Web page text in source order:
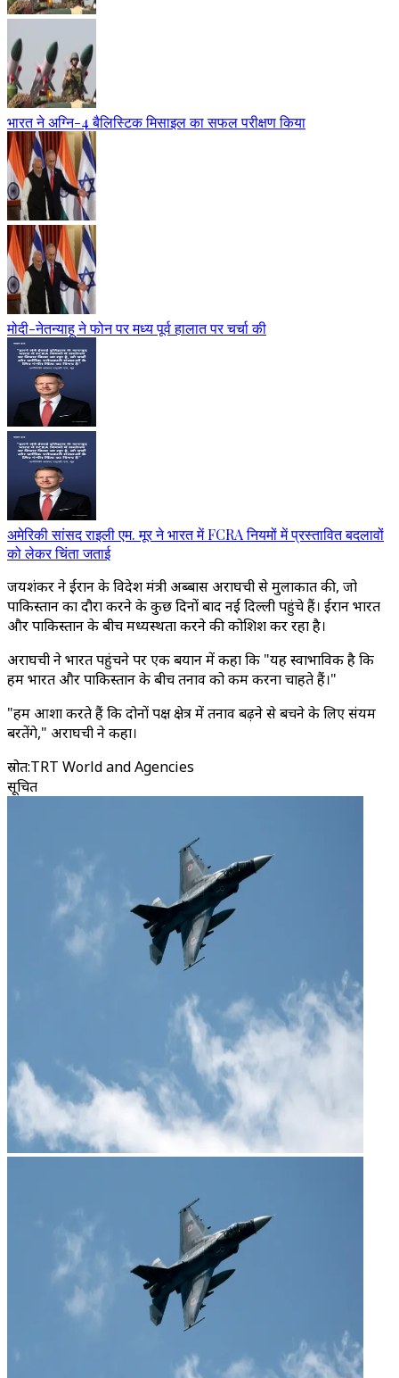
भारत ने अग्नि-4 बैलिस्टिक मिसाइल का सफल परीक्षण किया
मोदी-नेतन्याहू ने फोन पर मध्य पूर्व हालात पर चर्चा की
अमेरिकी सांसद राइली एम. मूर ने भारत में FCRA नियमों में प्रस्तावित बदलावों
को लेकर चिंता जताई
जयशंकर ने ईरान के विदेश मंत्री अब्बास अराघची से मुलाकात की, जो
पाकिस्तान का दौरा करने के कुछ दिनों बाद नई दिल्ली पहुंचे हैं। ईरान भारत
और पाकिस्तान के बीच मध्यस्थता करने की कोशिश कर रहा है।
अराघची ने भारत पहुंचने पर एक बयान में कहा कि "यह स्वाभाविक है कि
हम भारत और पाकिस्तान के बीच तनाव को कम करना चाहते हैं।"
"हम आशा करते हैं कि दोनों पक्ष क्षेत्र में तनाव बढ़ने से बचने के लिए संयम
बरतेंगे," अराघची ने कहा।
स्रोत:TRT World and Agencies
सूचित